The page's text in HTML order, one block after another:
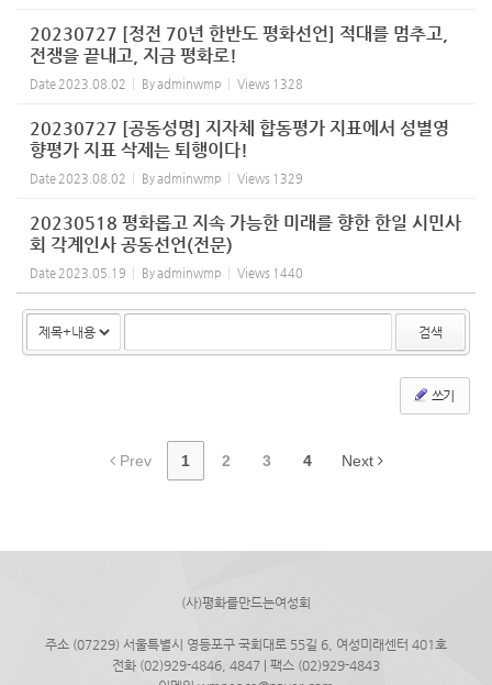
20230727 [정전 70년 한반도 평화선언] 적대를 멈추고,
전쟁을 끝내고, 지금 평화로!
Date 2023.08.02 Byadminwmp Views 1328
20230727 [공동성명] 지자체 합동평가 지표에서 성별영
향평가 지표 삭제는 퇴행이다!
Date 2023.08.02 Byadminwmp Views 1329
20230518 평화롭고 지속 가능한 미래를 향한 한일 시민사
회 각계인사 공동선언(전문)
Date 2023.05.19 Byadminwmp Views 1440
검색
쓰기
Prev 1 2 3 4 Next
(사)평화를만드는여성회
주소 (07229) 서울특별시 영등포구 국회대로 55길 6, 여성미래센터 401호
전화 (02)929-4846, 4847 | 팩스 (02)929-4843